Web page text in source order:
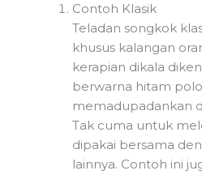
Contoh Klasik
Teladan songkok
khusus kalangan
kerapian dikala
berwarna hitam
memadupadankan
Tak cuma untuk
dipakai bersama
lainnya. Contoh ini